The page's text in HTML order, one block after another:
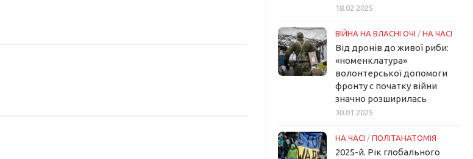
18.02.2025
ВІЙНА НА ВЛАСНІ ОЧІ / НА ЧАСІ
Від дронів до живої риби:
«номенклатура»
волонтерської допомоги
фронту с початку війни
значно розширилась
30.01.2025
НА ЧАСІ / ПОЛІТАНАТОМІЯ
2025-й. Рік глобального